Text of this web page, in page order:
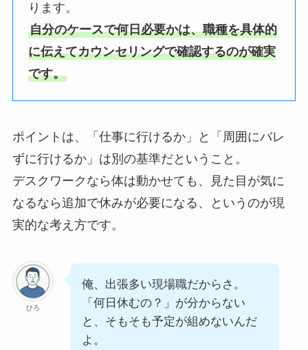
ります。
自分のケースで何日必要かは、職種を具体的
に伝えてカウンセリングで確認するのが確実
です。
ポイントは、「仕事に行けるか」と「周囲にバレ
ずに行けるか」は別の基準だということ。
デスクワークなら体は動かせても、見た目が気に
なるなら追加で休みが必要になる、というのが現
実的な考え方です。
ひろ
俺、出張多い現場職だからさ。
「何日休むの？」が分からない
と、そもそも予定が組めないんだ
よ。